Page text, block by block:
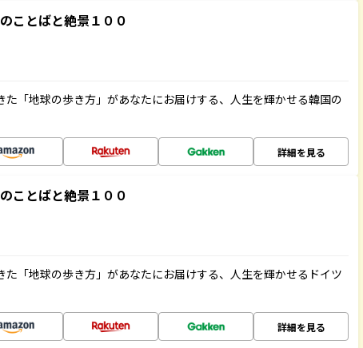
ことばと絶景１００
た「地球の歩き方」があなたにお届けする、人生を輝かせる韓国の
詳細を見る
ことばと絶景１００
た「地球の歩き方」があなたにお届けする、人生を輝かせるドイツ
詳細を見る